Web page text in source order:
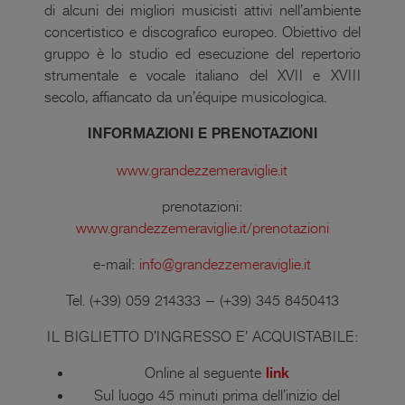
di alcuni dei migliori musicisti attivi nell’ambiente
concertistico e discografico europeo. Obiettivo del
gruppo è lo studio ed esecuzione del repertorio
strumentale e vocale italiano del XVII e XVIII
secolo, affiancato da un’équipe musicologica.
INFORMAZIONI E PRENOTAZIONI
www.grandezzemeraviglie.it
prenotazioni:
www.grandezzemeraviglie.it/prenotazioni
e-mail: info@grandezzemeraviglie.it
Tel. (+39) 059 214333 – (+39) 345 8450413
IL BIGLIETTO D’INGRESSO E’ ACQUISTABILE:
Online al seguente link
Sul luogo 45 minuti prima dell’inizio del